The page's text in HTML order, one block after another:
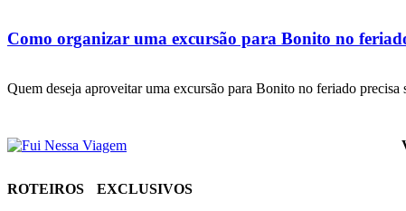
Como organizar uma excursão para Bonito no
Quem deseja aproveitar uma excursão para Bonito no feriado
ROTEIROS EXCLUSIVOS